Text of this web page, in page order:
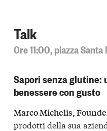
Talk
Ore 11:00, piazza
Sapori senza glutine:
benessere con gusto
Marco Michelis,
prodotti della sua